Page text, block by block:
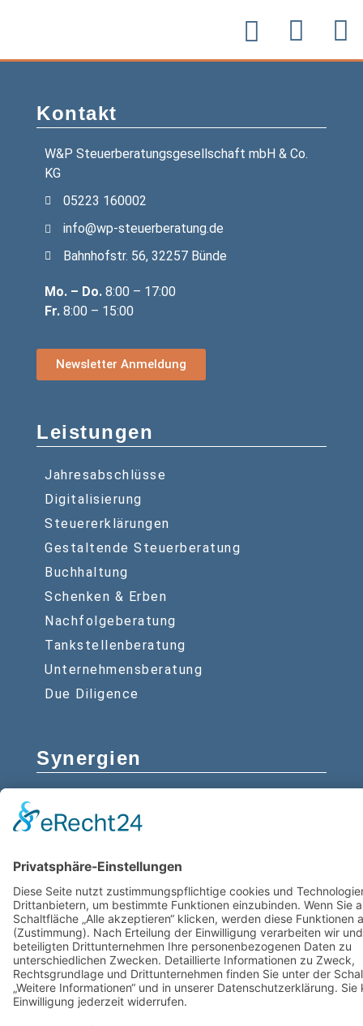
Kontakt
W&P Steuerberatungsgesellschaft mbH & Co.
KG
05223 160002
info@wp-steuerberatung.de
Bahnhofstr. 56, 32257 Bünde
Mo. – Do. 8:00 – 17:00
Fr. 8:00 – 15:00
Newsletter Anmeldung
Leistungen
Jahresabschlüsse
Digitalisierung
Steuererklärungen
Gestaltende Steuerberatung
Buchhaltung
Schenken & Erben
Nachfolgeberatung
Tankstellenberatung
Unternehmensberatung
Due Diligence
Synergien
Wirtschaftsprüfung
Rechtliche Hinweise